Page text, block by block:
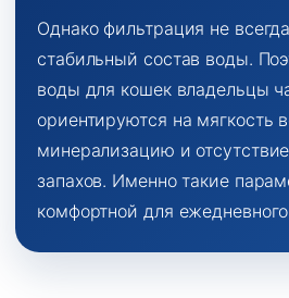
Однако фильтрация не
стабильный состав воды.
воды для кошек владельцы
ориентируются на мягкость
минерализацию и
запахов. Именно такие
комфортной для